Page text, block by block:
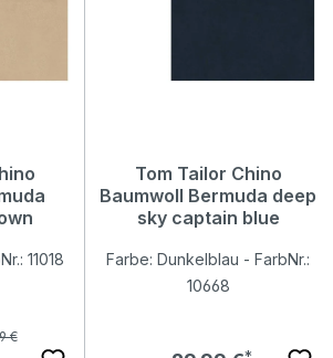
11018
Preis:
€
Tom Tailor Chino
Baumwoll Bermuda deep
sky captain blue
Farbe: Dunkelblau - FarbNr.:
10668